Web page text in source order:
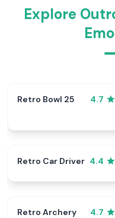
Explore
Retro Bowl 25 4.7
Retro Car Driver 4.4
Retro Archery 4.7